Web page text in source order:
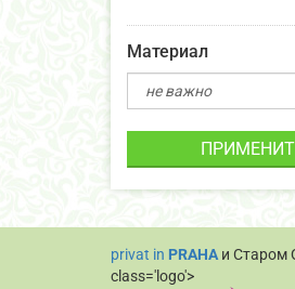
Материал
privat in PRAHAи Старом
class='logo'>